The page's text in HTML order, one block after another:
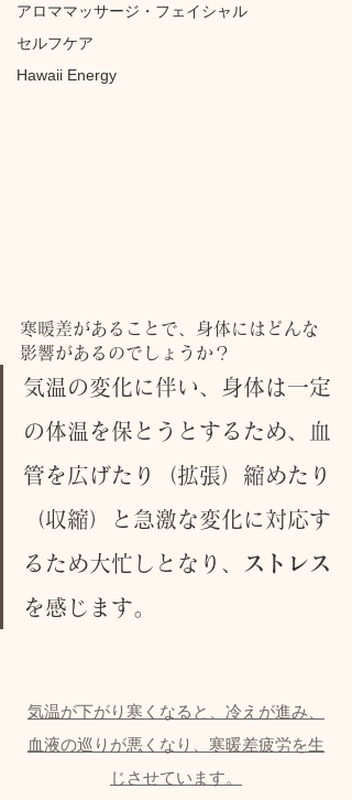
アロママッサージ・フェイシャル
セルフケア
Hawaii Energy
寒暖差があることで、身体にはどんな
影響があるのでしょうか？
気温の変化に伴い、身体は一定
の体温を保とうとするため、血
管を広げたり（拡張）縮めたり
（収縮）と急激な変化に対応す
るため大忙しとなり、
ストレス
を感じます。
気温が下がり寒くなると、冷えが進み、
血液の巡りが悪くなり、寒暖差疲労を生
じさせています。